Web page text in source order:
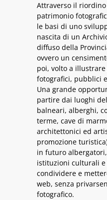
Attraverso il
patrimonio
le basi di uno
nascita di un
diffuso della
ovvero un
poi, volto a
fotografici, pubblici
Una grande
partire dai luoghi
balneari, alberghi,
terme, cave di
architettonici ed
promozione
in futuro
istituzioni culturali
condividere e
web, senza
fotografico.